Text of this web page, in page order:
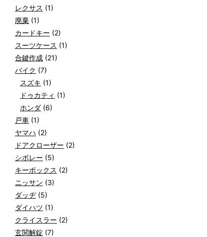
レクサス (1)
廃棄 (1)
カードキー (2)
スーツケース (1)
合鍵作成 (21)
バイク (7)
スズキ (1)
ドゥカティ (1)
ホンダ (6)
戸車 (1)
ヤマハ (2)
ドアクローザー (2)
シボレー (5)
キーボックス (2)
ニッサン (3)
ダッヂ(5)
ダイハツ (1)
クライスラー (2)
玄関解錠 (7)